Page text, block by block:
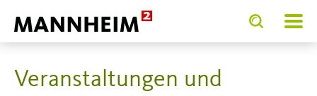
Toggle
search
input
Toggle
search
input
Veranstaltungen und